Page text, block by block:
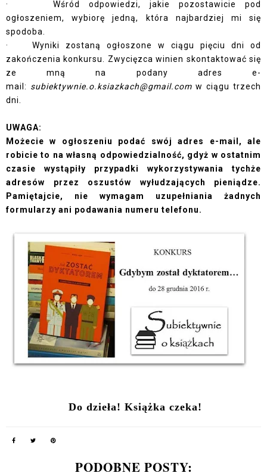
· Wśród odpowiedzi, jakie pozostawicie pod
ogłoszeniem, wybiorę jedną, która najbardziej mi się
spodoba.
· Wyniki zostaną ogłoszone w ciągu pięciu dni od
zakończenia konkursu. Zwycięzca winien skontaktować się
ze mną na podany adres e-
mail: subiektywnie.o.ksiazkach@gmail.com w ciągu trzech
dni.
UWAGA:
Możecie w ogłoszeniu podać swój adres e-mail, ale
robicie to na własną odpowiedzialność, gdyż w ostatnim
czasie wystąpiły przypadki wykorzystywania tychże
adresów przez oszustów wyłudzających pieniądze.
Pamiętajcie, nie wymagam uzupełniania żadnych
formularzy ani podawania numeru telefonu.
Do dzieła! Książka czeka!
PODOBNE POSTY: